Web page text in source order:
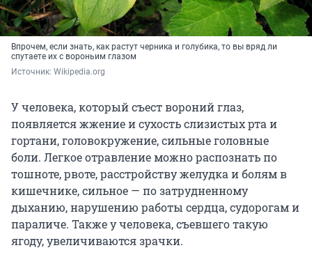
Впрочем, если знать, как растут черника и голубика, то вы вряд ли
спутаете их с вороньим глазом
Источник: Wikipedia.org
У человека, который съест вороний глаз,
появляется жжение и сухость слизистых рта и
гортани, головокружение, сильные головные
боли. Легкое отравление можно распознать по
тошноте, рвоте, расстройству желудка и болям в
кишечнике, сильное — по затрудненному
дыханию, нарушению работы сердца, судорогам и
параличе. Также у человека, съевшего такую
ягоду, увеличиваются зрачки.